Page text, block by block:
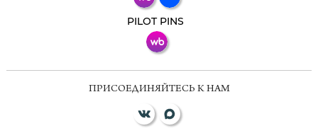
PILOT PINS
ПРИСОЕДИНЯЙТЕСЬ К НАМ